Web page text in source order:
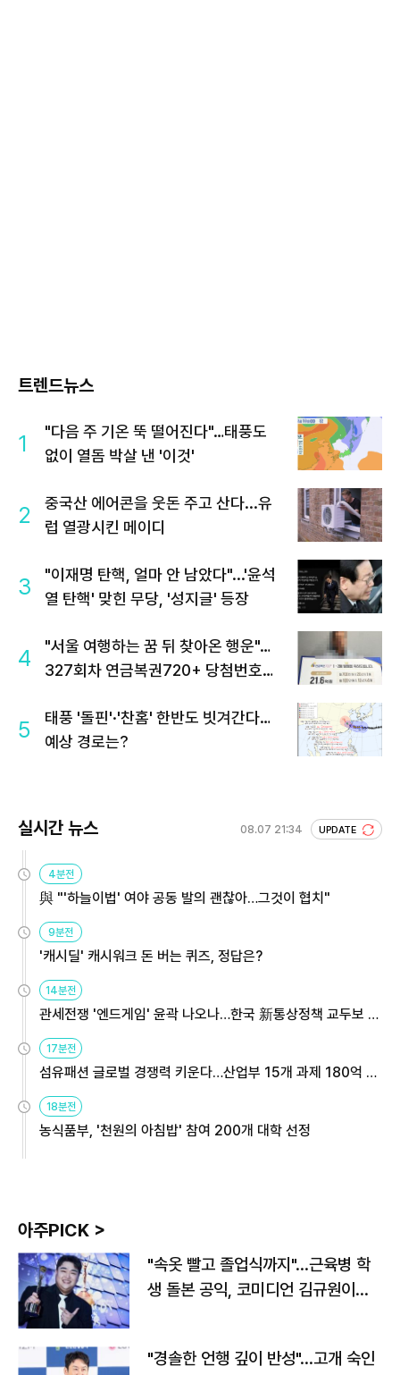
트렌드뉴스
1
"다음 주 기온 뚝 떨어진다"…태풍도
없이 열돔 박살 낸 '이것'
2
중국산 에어콘을 웃돈 주고 산다...유
럽 열광시킨 메이디
3
"이재명 탄핵, 얼마 안 남았다"...'윤석
열 탄핵' 맞힌 무당, '성지글' 등장
4
"서울 여행하는 꿈 뒤 찾아온 행운"…
327회차 연금복권720+ 당첨번호조
5
태풍 '돌핀'·'찬홈' 한반도 빗겨간다…
예상 경로는?
실시간 뉴스 08.07 21:34 UPDATE
4분전
與 "'하늘이법' 여야 공동 발의 괜찮아…그것이 협치"
9분전
'캐시딜' 캐시워크 돈 버는 퀴즈, 정답은?
14분전
관세전쟁 '엔드게임' 윤곽 나오나…한국 新통상정책 교두보 활
용해야
17분전
섬유패션 글로벌 경쟁력 키운다…산업부 15개 과제 180억 지
원
18분전
농식품부, '천원의 아침밥' 참여 200개 대학 선정
아주PICK >
"속옷 빨고 졸업식까지"…근육병 학
생 돌본 공익, 코미디언 김규원이었
"경솔한 언행 깊이 반성"…고개 숙인